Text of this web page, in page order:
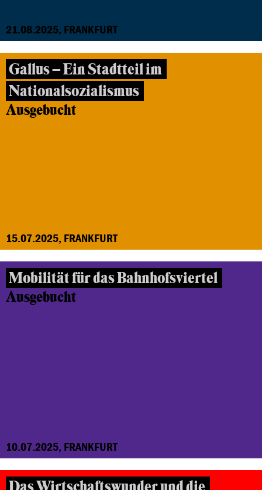
21.08.2025, FRANKFURT
Gallus – Ein Stadtteil im
Nationalsozialismus
Ausgebucht
15.07.2025, FRANKFURT
Mobilität für das Bahnhofsviertel
Ausgebucht
10.07.2025, FRANKFURT